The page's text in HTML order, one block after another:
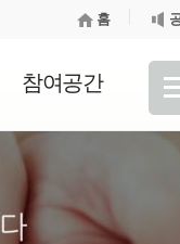
홈
참여공간